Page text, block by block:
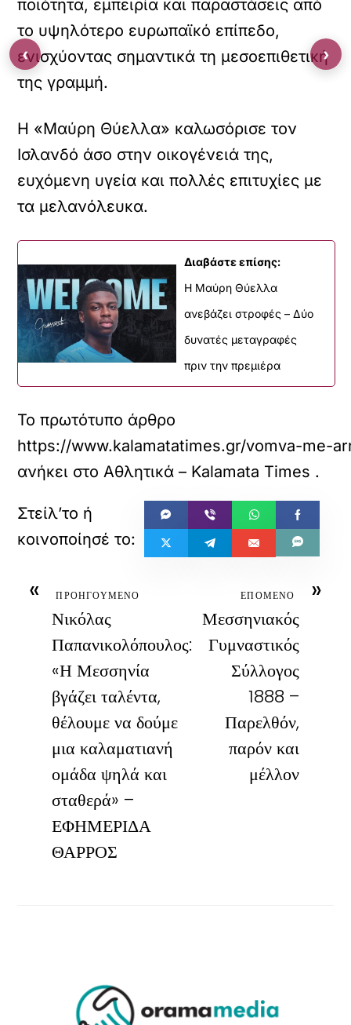
ποιότητα, εμπειρία και παραστάσεις από
το υψηλότερο ευρωπαϊκό επίπεδο,
ενισχύοντας σημαντικά τη μεσοεπιθετική
της γραμμή.
Η «Μαύρη Θύελλα» καλωσόρισε τον
Ισλανδό άσο στην οικογένειά της,
ευχόμενη υγεία και πολλές επιτυχίες με
τα μελανόλευκα.
Διαβάστε επίσης:
Η Μαύρη Θύελλα
ανεβάζει στροφές – Δύο
δυνατές μεταγραφές
πριν την πρεμιέρα
Το πρωτότυπο άρθρο
https://www.kalamatatimes.gr/vomva-me-
ανήκει στοΑθλητικά – Kalamata Times .
« ΠΡΟΗΓΟΥΜΕΝΟ
Νικόλας
Παπανικολόπουλος:
«Η Μεσσηνία
βγάζει ταλέντα,
θέλουμε να δούμε
μια καλαματιανή
ομάδα ψηλά και
σταθερά» –
ΕΦΗΜΕΡΙΔΑ
ΘΑΡΡΟΣ
»
ΕΠΟΜΕΝΟ
Μεσσηνιακός
Γυμναστικός
Σύλλογος
1888 –
Παρελθόν,
παρόν και
μέλλον
‹ ›